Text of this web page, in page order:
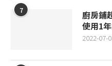
7
廚房鋪
使用1
2022-07-